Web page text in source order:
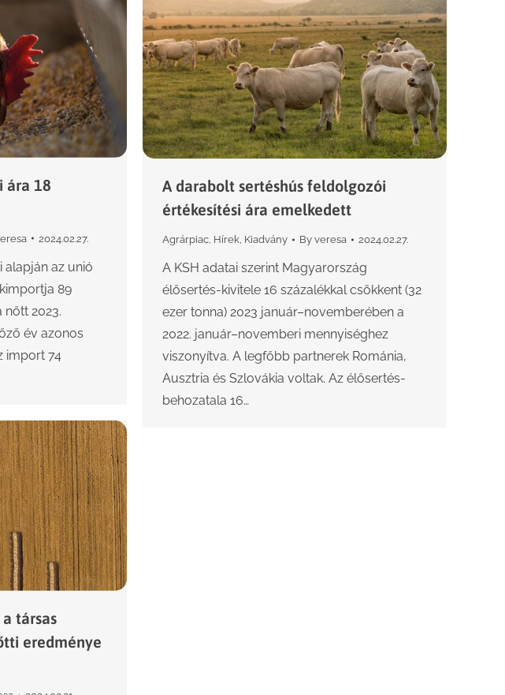
ára 18
2024.02.27.
alapján az unió
89
nőtt 2023.
év azonos
import 74
A darabolt sertéshús feldolgozói
értékesítési ára emelkedett
Agrárpiac, Hírek, Kiadvány By veresa 2024.02.27.
A KSH adatai szerint Magyarország
élősertés-kivitele 16 százalékkal csökkent (32
ezer tonna) 2023 január–novemberében a
2022. január–novemberi mennyiséghez
viszonyítva. A legfőbb partnerek Románia,
Ausztria és Szlovákia voltak. Az élősertés-
behozatala 16…
társas
eredménye